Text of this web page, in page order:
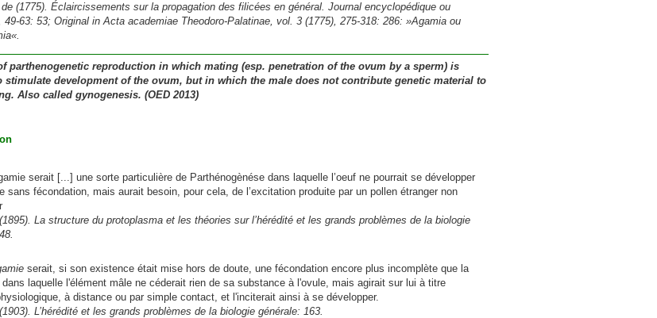
(1775). Éclaircissements sur la propagation des filicées en général. Journal encyclopédique ou
49-63: 53; Original in Acta academiae Theodoro-Palatinae, vol. 3 (1775), 275-318: 286: »Agamia ou
parthenogenetic reproduction in which mating (esp. penetration of the ovum by a sperm) is
stimulate development of the ovum, but in which the male does not contribute genetic material to
Also called gynogenesis. (OED 2013)
serait [...] une sorte particulière de Parthénogènése dans laquelle l’oeuf ne pourrait se développer
sans fécondation, mais aurait besoin, pour cela, de l’excitation produite par un pollen étranger non
La structure du protoplasma et les théories sur l’hérédité et les grands problèmes de la biologie
serait, si son existence était mise hors de doute, une fécondation encore plus incomplète que la
dans laquelle l'élément mâle ne céderait rien de sa substance à l'ovule, mais agirait sur lui à titre
à distance ou par simple contact, et l'inciterait ainsi à se développer.
L’hérédité et les grands problèmes de la biologie générale: 163.